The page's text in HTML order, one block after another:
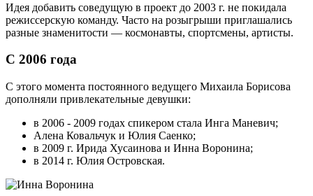
Идея добавить соведущую в проект до 2003 г. не покидала
режиссерскую команду. Часто на розыгрыши приглашались
разные знаменитости — космонавты, спортсмены, артисты.
С 2006 года
С этого момента постоянного ведущего Михаила Борисова
дополняли привлекательные девушки:
в 2006 - 2009 годах спикером стала Инга Маневич;
Алена Ковальчук и Юлия Саенко;
в 2009 г. Ирида Хусаинова и Инна Воронина;
в 2014 г. Юлия Островская.